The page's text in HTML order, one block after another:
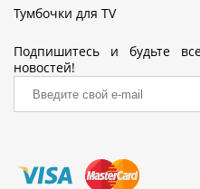
Тумбочки для TV
Подпишитесь и будьте
новостей!